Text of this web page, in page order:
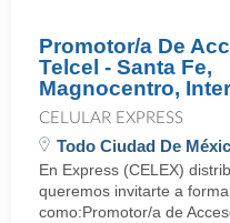
Promotor/a De
Telcel - Santa Fe,
Magnocentro,
CELULAR EXPRESS
Todo Ciudad De
En Express (CELEX)
queremos invitarte a
como:Promotor/a de